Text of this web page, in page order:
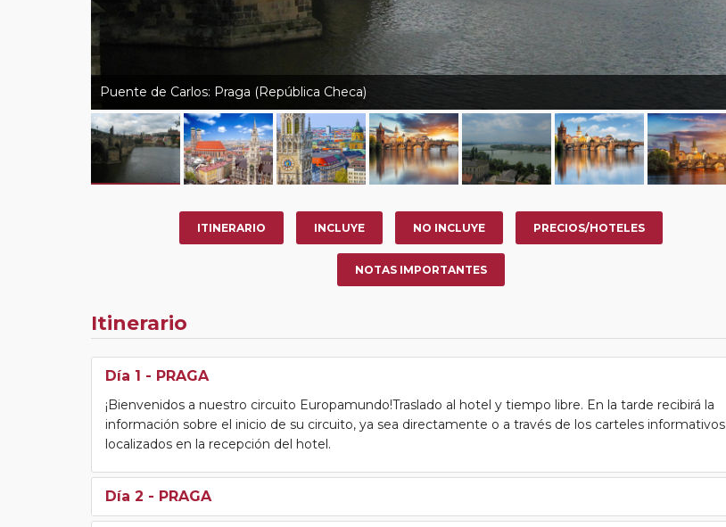
Puente de Carlos: Praga (República Checa)
ITINERARIO INCLUYE NO INCLUYE PRECIOS/HOTELES
NOTAS IMPORTANTES
Itinerario
Día 1 - PRAGA
¡Bienvenidos a nuestro circuito Europamundo!Traslado al hotel y tiempo libre. En la tarde recibirá la
información sobre el inicio de su circuito, ya sea directamente o a través de los carteles informativos
localizados en la recepción del hotel.
Día 2 - PRAGA